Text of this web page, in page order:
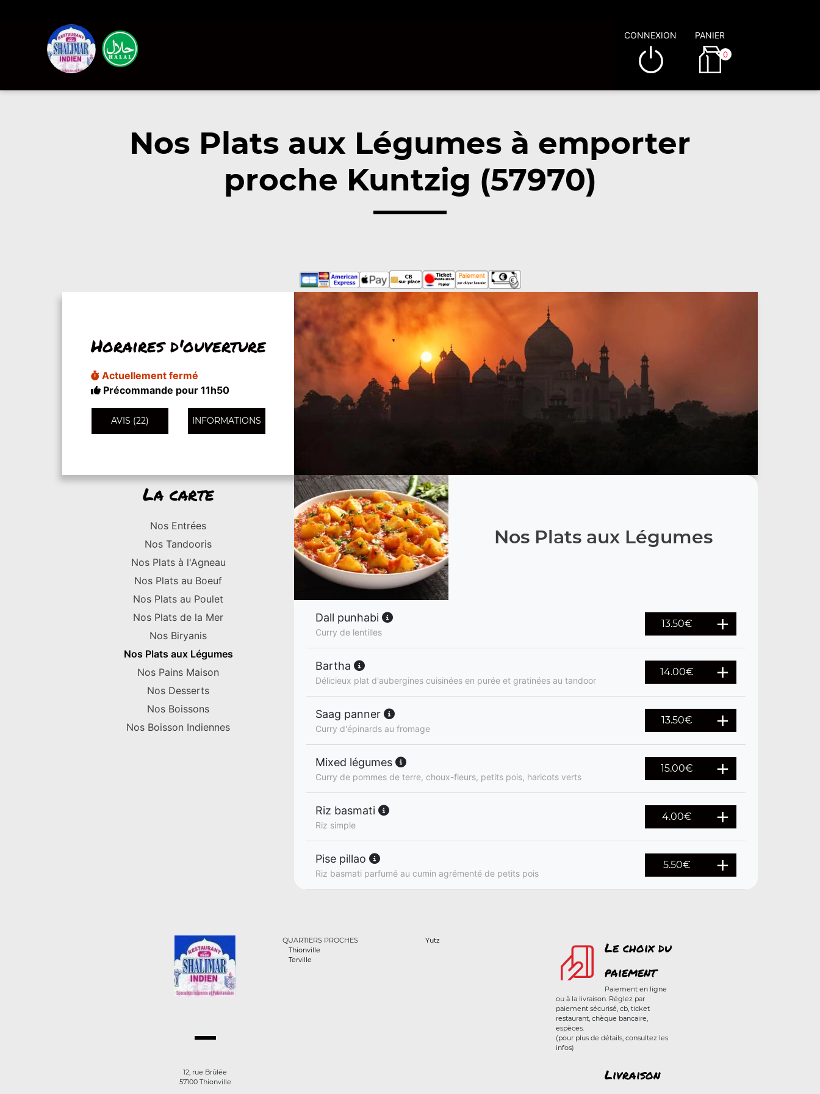
CONNEXION PANIER
0
Nos Plats aux Légumes à emporter
proche Kuntzig (57970)
Horaires d'ouverture
Actuellement fermé
Précommande pour 11h50
AVIS (22) INFORMATIONS
La carte
Nos Entrées
Nos Tandooris
Nos Plats à l'Agneau
Nos Plats au Boeuf
Nos Plats au Poulet
Nos Plats de la Mer
Nos Biryanis
Nos Plats aux Légumes
Nos Pains Maison
Nos Desserts
Nos Boissons
Nos Boisson Indiennes
Nos Plats aux Légumes
Dall punhabi
Curry de lentilles
13.50€
Bartha
Délicieux plat d'aubergines cuisinées en purée et gratinées au tandoor
14.00€
Saag panner
Curry d'épinards au fromage
13.50€
Mixed légumes
Curry de pommes de terre, choux-fleurs, petits pois, haricots verts
15.00€
Riz basmati
Riz simple
4.00€
Pise pillao
Riz basmati parfumé au cumin agrémenté de petits pois
5.50€
12, rue Brûlée
57100 Thionville
QUARTIERS PROCHES
Thionville
Terville
Yutz
Le choix du
paiement
Paiement en ligne
ou à la livraison. Réglez par
paiement sécurisé, cb, ticket
restaurant, chèque bancaire,
espèces.
(pour plus de détails, consultez les
infos)
Livraison